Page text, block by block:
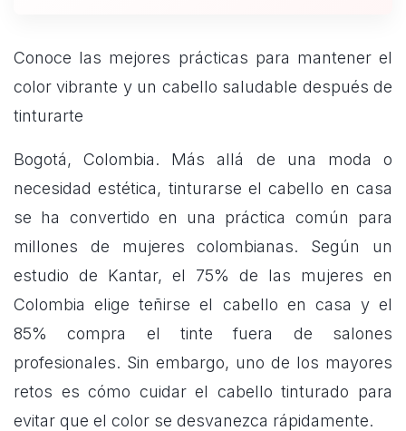
Conoce las mejores prácticas para mantener el
color vibrante y un cabello saludable después de
tinturarte
Bogotá, Colombia. Más allá de una moda o
necesidad estética, tinturarse el cabello en casa
se ha convertido en una práctica común para
millones de mujeres colombianas. Según un
estudio de Kantar, el 75% de las mujeres en
Colombia elige teñirse el cabello en casa y el
85% compra el tinte fuera de salones
profesionales. Sin embargo, uno de los mayores
retos es cómo cuidar el cabello tinturado para
evitar que el color se desvanezca rápidamente.